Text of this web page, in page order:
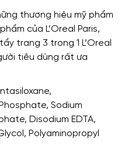
thương hiệu mỹ phẩm
của L’Oreal Paris,
trang 3 trong 1 L’Oreal
tiêu dùng rất ưa
Sodium
Disodium EDTA,
Polyaminopropyl